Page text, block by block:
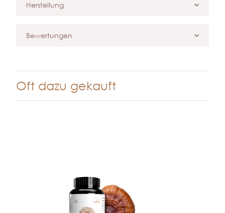
Herstellung
Bewertungen
Oft dazu gekauft